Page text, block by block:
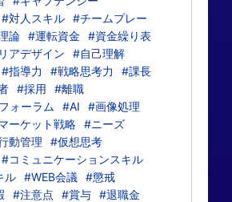
#対人スキル #チームプレー
論 #運転資金
#資金繰り表
アデザイン
#自己理解
#指導力 #戦略思考力
#課長
#採用
#離職
ォーラム
#AI
#画像処理
ーケット戦略 #ニーズ
動管理
#仮想思考
#コミュニケーションスキル
ル #WEB会議
#懲戒
#注意点 #賞与 #退職金